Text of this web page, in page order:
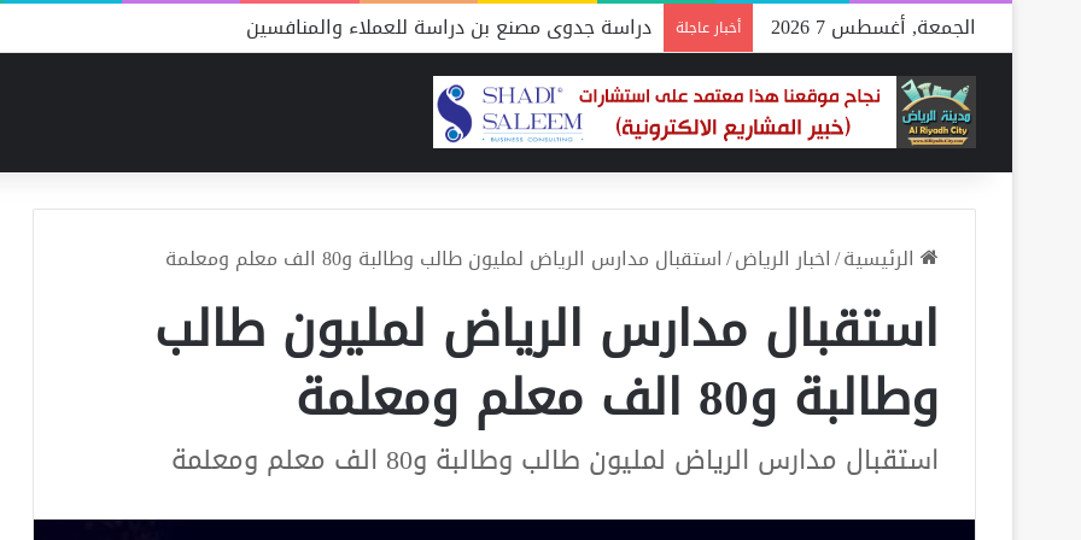
الجمعة, أغسطس 7 2026 أخبار عاجلة دراسة جدوى مصنع بن دراسة للعملاء والمنافسين
الرئيسية/اخبار الرياض/استقبال مدارس الرياض لمليون طالب وطالبة و80 الف معلم ومعلمة
استقبال مدارس الرياض لمليون طالب
وطالبة و80 الف معلم ومعلمة
استقبال مدارس الرياض لمليون طالب وطالبة و80 الف معلم ومعلمة